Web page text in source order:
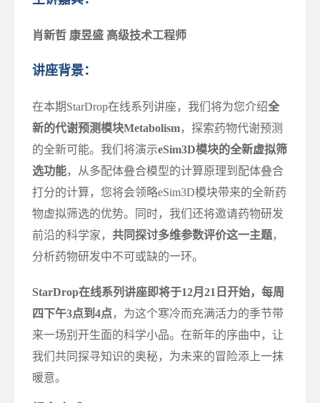
肖新哲 康昱盛 高级技术工程师
讲座背景：
在本期StarDrop在线系列讲座，我们将为您介绍全
新的代谢预测模块Metabolism，探索药物代谢预测
的全新可能。我们将演示eSim3D模块的全新虚拟筛
选功能，从多配体叠合模型的计算原理到配体叠合
打分的计算，您将会领略eSim3D模块带来的全新药
物虚拟筛选的优势。同时，我们还将邀请药物研发
前沿的科学家， 共同探讨多维参数评价这一主题，
分析药物研发中不可或缺的一环。
StarDrop在线系列讲座即将于12月21日开始，每周
四下午3点到4点，为这个寒冷而充满活力的季节带
来一场别开生面的科学小品。在新年的序曲中，让
我们共同探寻知识的奥秘，为未来的冒险添上一抹
暖意。